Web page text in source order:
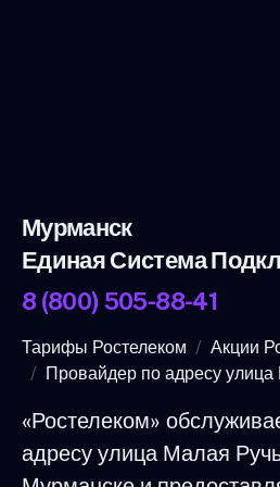
Мурманск
Единая Система
8 (800) 505-88-41
Тарифы Ростелеком
Акции
Провайдер по адресу
«Ростелеком»
адресу улица Малая